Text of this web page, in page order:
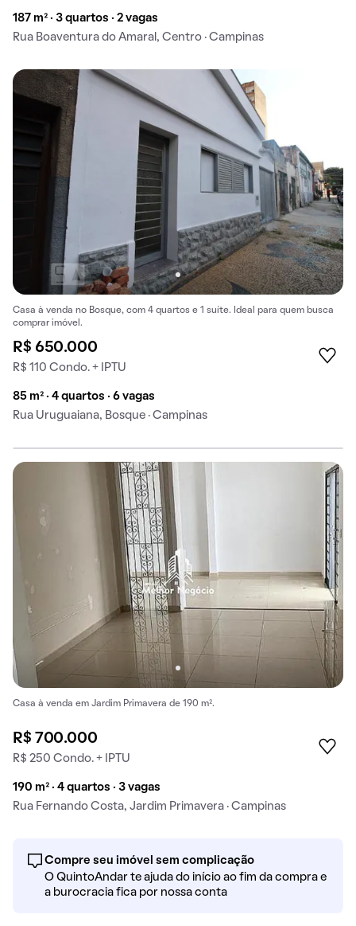
187 m² · 3 quartos · 2 vagas
Rua Boaventura do Amaral, Centro · Campinas
Casa à venda no Bosque, com 4 quartos e 1 suíte. Ideal para quem busca
comprar imóvel.
R$ 650.000
R$ 110 Condo. + IPTU
85 m² · 4 quartos · 6 vagas
Rua Uruguaiana, Bosque · Campinas
Casa à venda em Jardim Primavera de 190 m².
R$ 700.000
R$ 250 Condo. + IPTU
190 m² · 4 quartos · 3 vagas
Rua Fernando Costa, Jardim Primavera · Campinas
Compre seu imóvel sem complicação
O QuintoAndar te ajuda do início ao fim da compra e
a burocracia fica por nossa conta